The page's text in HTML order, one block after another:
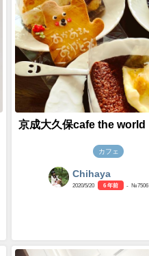
京成大久保cafe the world
カフェ
Chihaya
2020/5/20 6 年前 - №7506